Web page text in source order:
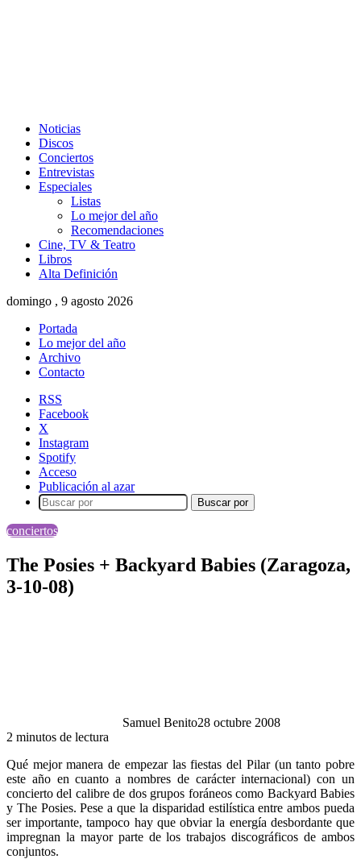
Noticias
Discos
Conciertos
Entrevistas
Especiales
Listas
Lo mejor del año
Recomendaciones
Cine, TV & Teatro
Libros
Alta Definición
domingo , 9 agosto 2026
Portada
Lo mejor del año
Archivo
Contacto
RSS
Facebook
X
Instagram
Spotify
Acceso
Publicación al azar
Buscar por
conciertos
The Posies + Backyard Babies (Zaragoza,
3-10-08)
Samuel Benito28 octubre 2008
2 minutos de lectura
Qué mejor manera de empezar las fiestas del Pilar (un tanto pobre
este año en cuanto a nombres de carácter internacional) con un
concierto del calibre de dos grupos foráneos como Backyard Babies
y The Posies. Pese a que la disparidad estilística entre ambos pueda
ser importante, tampoco hay que obviar la energía desbordante que
impregnan la mayor parte de los trabajos discográficos de ambos
conjuntos.